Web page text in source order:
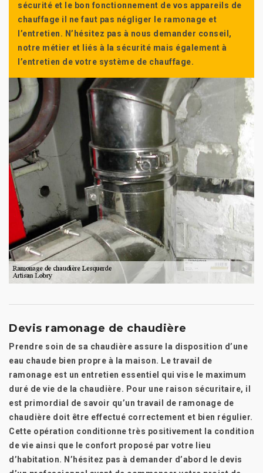
sécurité et le bon fonctionnement de vos appareils de
chauffage il ne faut pas négliger le ramonage et
l’entretien. N’hésitez pas à nous demander conseil,
notre métier et liés à la sécurité mais également à
l’entretien de votre système de chauffage.
Devis ramonage de chaudière
Prendre soin de sa chaudière assure la disposition d’une
eau chaude bien propre à la maison. Le travail de
ramonage est un entretien essentiel qui vise le maximum
duré de vie de la chaudière. Pour une raison sécuritaire, il
est primordial de savoir qu’un travail de ramonage de
chaudière doit être effectué correctement et bien régulier.
Cette opération conditionne très positivement la condition
de vie ainsi que le confort proposé par votre lieu
d’habitation. N’hésitez pas à demander d’abord le devis